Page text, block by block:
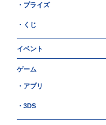
・プライズ
・くじ
イベント
ゲーム
・アプリ
・3DS